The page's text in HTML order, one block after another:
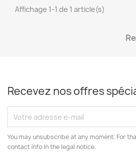
Affichage 1-1 de 1 article(s)
Recevez nos offres
You may unsubscribe at any moment. For
contact info in the legal notice.